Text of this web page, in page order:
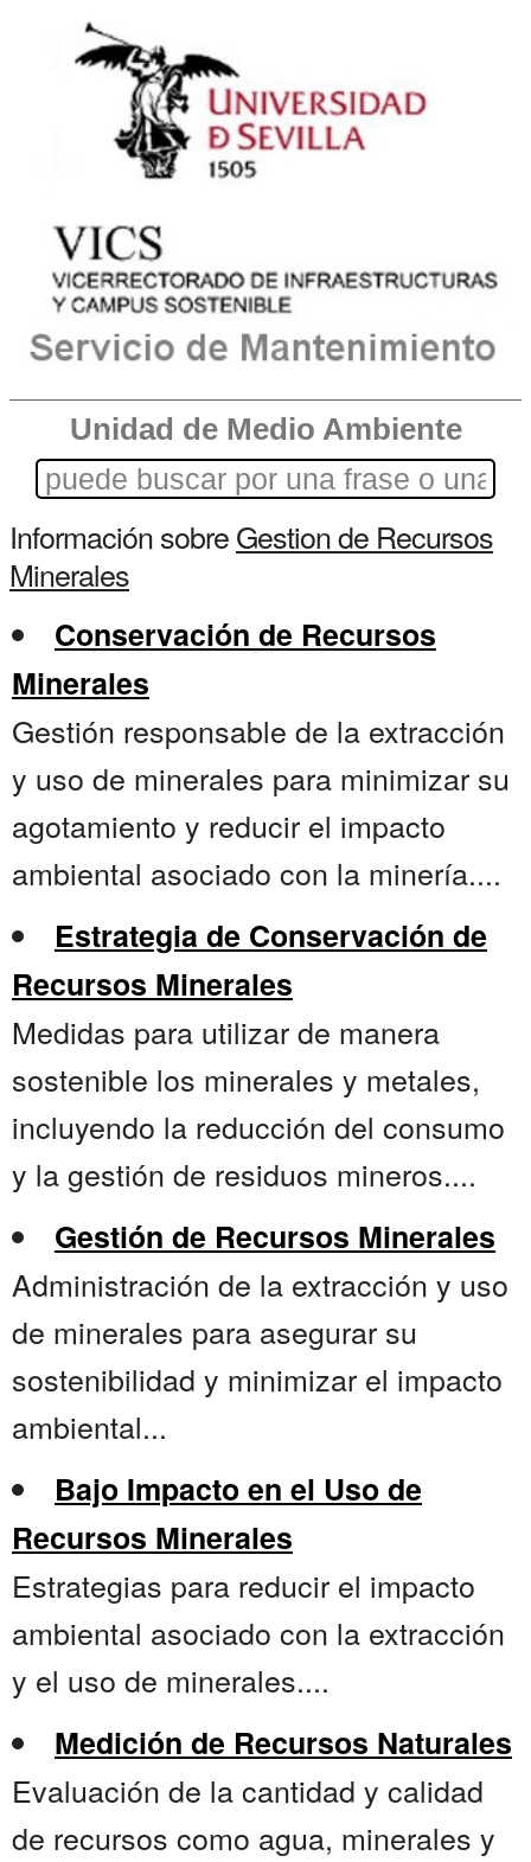
Unidad de Medio Ambiente
Información sobreGestion de Recursos
Minerales
Conservación de Recursos
Minerales
Gestión responsable de la extracción
y uso de minerales para minimizar su
agotamiento y reducir el impacto
ambiental asociado con la minería....
Estrategia de Conservación de
Recursos Minerales
Medidas para utilizar de manera
sostenible los minerales y metales,
incluyendo la reducción del consumo
y la gestión de residuos mineros....
Gestión de Recursos Minerales
Administración de la extracción y uso
de minerales para asegurar su
sostenibilidad y minimizar el impacto
ambiental...
Bajo Impacto en el Uso de
Recursos Minerales
Estrategias para reducir el impacto
ambiental asociado con la extracción
y el uso de minerales....
Medición de Recursos Naturales
Evaluación de la cantidad y calidad
de recursos como agua, minerales y